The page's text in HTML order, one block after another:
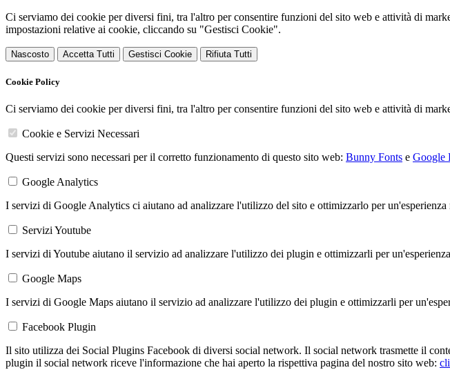
Ci serviamo dei cookie per diversi fini, tra l'altro per consentire funzioni del sito web e attività di
impostazioni relative ai cookie, cliccando su "Gestisci Cookie".
Nascosto Accetta Tutti Gestisci Cookie Rifiuta Tutti
Cookie Policy
Ci serviamo dei cookie per diversi fini, tra l'altro per consentire funzioni del sito web e attività di
Cookie e Servizi Necessari
Questi servizi sono necessari per il corretto funzionamento di questo sito web: Bunny Fonts e Google
Google Analytics
I servizi di Google Analytics ci aiutano ad analizzare l'utilizzo del sito e ottimizzarlo per
Servizi Youtube
I servizi di Youtube aiutano il servizio ad analizzare l'utilizzo dei plugin e ottimizzarli per
Google Maps
I servizi di Google Maps aiutano il servizio ad analizzare l'utilizzo dei plugin e ottimizzarli per
Facebook Plugin
Il sito utilizza dei Social Plugins Facebook di diversi social network. Il social network trasmette il
plugin il social network riceve l'informazione che hai aperto la rispettiva pagina del nostro sito web: